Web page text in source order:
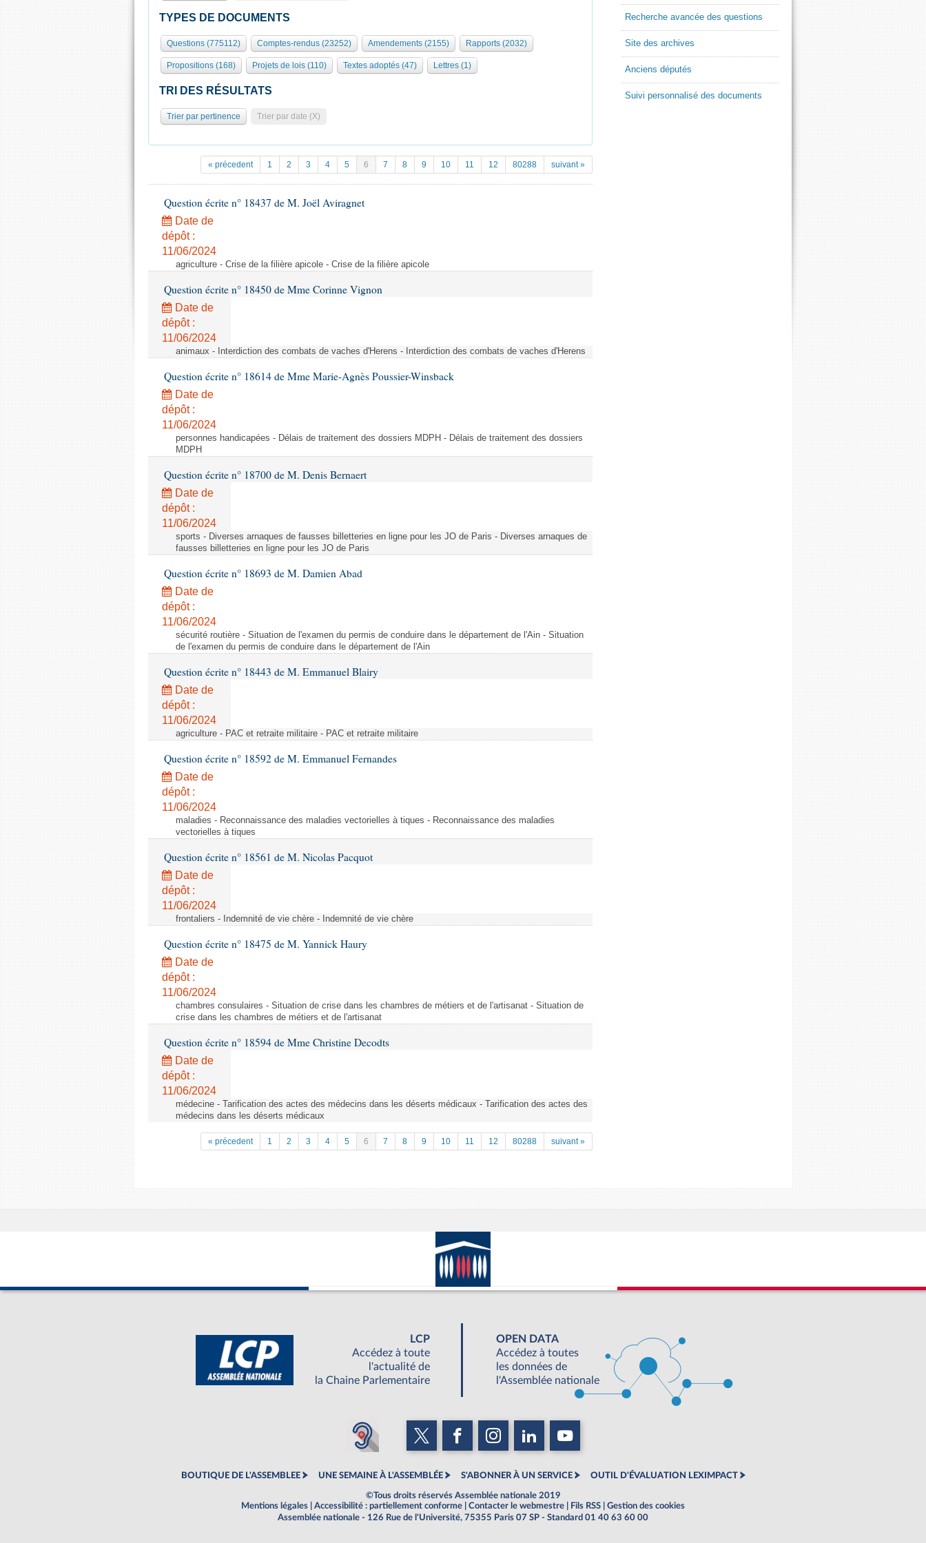
TYPES DE DOCUMENTS
Questions (775112) Comptes-rendus (23252) Amendements (2155) Rapports (2032)
Propositions (168) Projets de lois (110) Textes adoptés (47) Lettres (1)
TRI DES RÉSULTATS
Trier par pertinence Trier par date (X)
« précedent 1 2 3 4 5 6 7 8 9 10 11 12 80288 suivant »
Question écrite n° 18437 de M. Joël Aviragnet
Date de
dépôt :
11/06/2024
agriculture - Crise de la filière apicole - Crise de la filière apicole
Question écrite n° 18450 de Mme Corinne Vignon
Date de
dépôt :
11/06/2024
animaux - Interdiction des combats de vaches d'Herens - Interdiction des combats de vaches d'Herens
Question écrite n° 18614 de Mme Marie-Agnès Poussier-Winsback
Date de
dépôt :
11/06/2024
personnes handicapées - Délais de traitement des dossiers MDPH - Délais de traitement des dossiers
MDPH
Question écrite n° 18700 de M. Denis Bernaert
Date de
dépôt :
11/06/2024
sports - Diverses arnaques de fausses billetteries en ligne pour les JO de Paris - Diverses arnaques de
fausses billetteries en ligne pour les JO de Paris
Question écrite n° 18693 de M. Damien Abad
Date de
dépôt :
11/06/2024
sécurité routière - Situation de l'examen du permis de conduire dans le département de l'Ain - Situation
de l'examen du permis de conduire dans le département de l'Ain
Question écrite n° 18443 de M. Emmanuel Blairy
Date de
dépôt :
11/06/2024
agriculture - PAC et retraite militaire - PAC et retraite militaire
Question écrite n° 18592 de M. Emmanuel Fernandes
Date de
dépôt :
11/06/2024
maladies - Reconnaissance des maladies vectorielles à tiques - Reconnaissance des maladies
vectorielles à tiques
Question écrite n° 18561 de M. Nicolas Pacquot
Date de
dépôt :
11/06/2024
frontaliers - Indemnité de vie chère - Indemnité de vie chère
Question écrite n° 18475 de M. Yannick Haury
Date de
dépôt :
11/06/2024
chambres consulaires - Situation de crise dans les chambres de métiers et de l'artisanat - Situation de
crise dans les chambres de métiers et de l'artisanat
Question écrite n° 18594 de Mme Christine Decodts
Date de
dépôt :
11/06/2024
médecine - Tarification des actes des médecins dans les déserts médicaux - Tarification des actes des
médecins dans les déserts médicaux
« précedent 1 2 3 4 5 6 7 8 9 10 11 12 80288 suivant »
Recherche avancée des questions
Site des archives
Anciens députés
Suivi personnalisé des documents
LCP
Accédez à toute
l'actualité de
la Chaine Parlementaire
OPEN DATA
Accédez à toutes
les données de
l'Assemblée nationale
BOUTIQUE DE L'ASSEMBLEE UNE SEMAINE À L'ASSEMBLÉE S'ABONNER À UN SERVICE OUTIL D'ÉVALUATION LEXIMPACT
©Tous droits réservés Assemblée nationale 2019
Mentions légales
Accessibilité : partiellement conforme Contacter le webmestre Fils RSS
Gestion des cookies
Assemblée nationale - 126 Rue de l'Université, 75355 Paris 07 SP - Standard 01 40 63 60 00